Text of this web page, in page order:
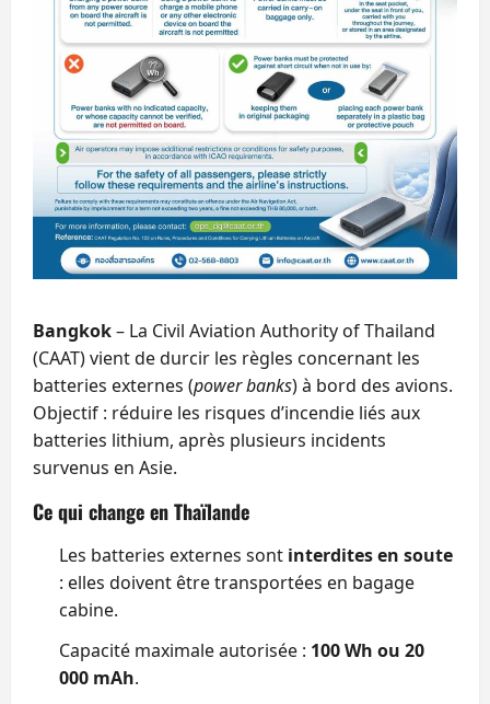
Bangkok– La Civil Aviation Authority of Thailand
(CAAT) vient de durcir les règles concernant les
batteries externes (power banks) à bord des avions.
Objectif : réduire les risques d’incendie liés aux
batteries lithium, après plusieurs incidents
survenus en Asie.
Ce qui change en Thaïlande
Les batteries externes sont interdites en soute
: elles doivent être transportées en bagage
cabine.
Capacité maximale autorisée : 100 Wh ou 20
000 mAh.